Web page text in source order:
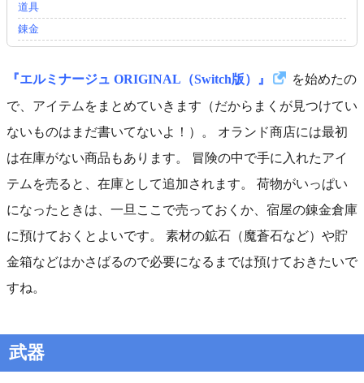
道具
錬金
『エルミナージュ ORIGINAL（Switch版）』
を始めたの
で、アイテムをまとめていきます（だからまくが見つけてい
ないものはまだ書いてないよ！）。 オランド商店には最初
は在庫がない商品もあります。 冒険の中で手に入れたアイ
テムを売ると、在庫として追加されます。 荷物がいっぱい
になったときは、一旦ここで売っておくか、宿屋の錬金倉庫
に預けておくとよいです。 素材の鉱石（魔蒼石など）や貯
金箱などはかさばるので必要になるまでは預けておきたいで
すね。
武器